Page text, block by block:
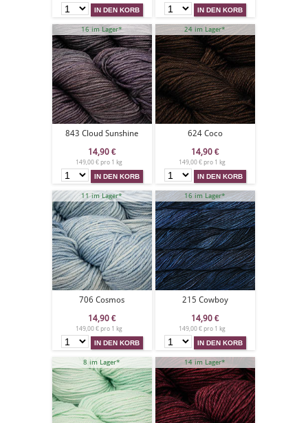
16 im Lager*
843 Cloud Sunshine
14,90 €
149,00 € pro 1 kg
24 im Lager*
624 Coco
14,90 €
149,00 € pro 1 kg
11 im Lager*
706 Cosmos
14,90 €
149,00 € pro 1 kg
16 im Lager*
215 Cowboy
14,90 €
149,00 € pro 1 kg
8 im Lager* 14 im Lager*